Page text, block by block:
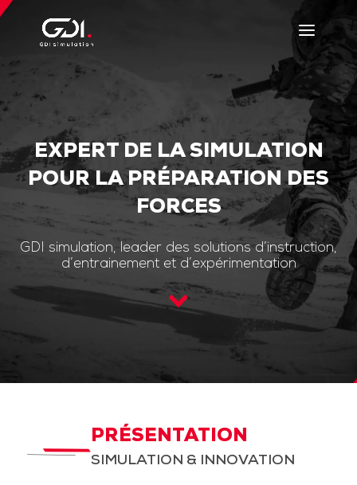
EXPERT DE LA SIMULATION
POUR LA PRÉPARATION DES
FORCES
GDI simulation, leader des solutions d’instruction,
d’entrainement et d’expérimentation
PRÉSENTATION
SIMULATION & INNOVATION